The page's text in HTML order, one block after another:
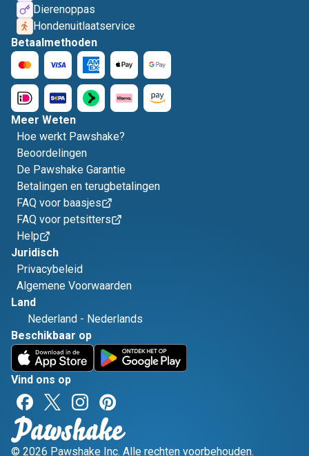
Dierenoppas
Hondenuitlaatservice
Betaalmethoden
Meer Weten
Hoe werkt Pawshake?
Beoordelingen
De Pawshake Garantie
Betalingen en terugbetalingen
FAQ voor baasjes
FAQ voor petsitters
Help
Juridisch
Privacybeleid
Algemene Voorwaarden
Land
Nederland - Nederlands
Beschikbaar op
Vind ons op
© 2026 Pawshake Inc. Alle rechten voorbehouden.